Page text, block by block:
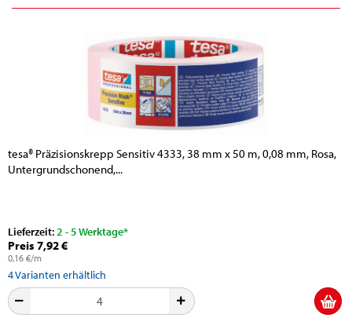
tesa® Präzisionskrepp Sensitiv 4333, 38 mm x 50 m, 0,08 mm, Rosa,
Untergrundschonend,...
Lieferzeit: 2 - 5 Werktage*
Preis 7,92 €
0,16 €/m
4Varianten erhältlich